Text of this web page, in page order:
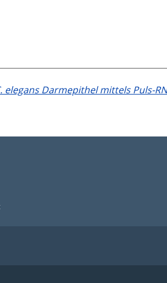
Darmepithel mittels Puls-